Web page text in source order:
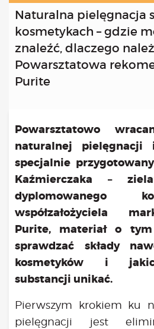
Naturalna pielęgnacja
kosmetykach – gdzie
znaleźć, dlaczego
Powarsztatowa
Purite
Powarsztatowo
naturalnej pielęgnacji
specjalnie
Kaźmierczaka –
dyplomowanego
współzałożyciela
Purite, materiał o
sprawdzać składy
kosmetyków i
substancji unikać.
Pierwszym krokiem ku
pielęgnacji jest
Kongres
Bezpłatne konsultacje
kwiecień –
Grupa praktyka
Bądź od
Bądź w
Cykle edukacyjne
Infolinia
Sensowne
Zmieniamy
Cykl edukacyjny
Storytel
Bądź na
aktualności
Będzie
Było